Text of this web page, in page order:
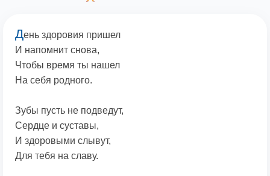
День здоровия пришел
И напомнит снова,
Чтобы время ты нашел
На себя родного.
Зубы пусть не подведут,
Сердце и суставы,
И здоровыми слывут,
Для тебя на славу.